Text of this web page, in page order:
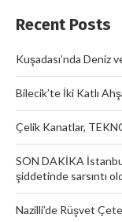
Recent Posts
Kuşadası’nda Deniz
Bilecik’te İki Katlı
Çelik Kanatlar,
SON DAKİKA
şiddetinde sarsıntı
Nazilli’de Rüşvet